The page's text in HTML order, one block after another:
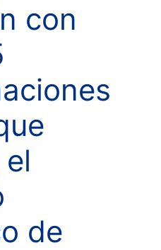
con
de